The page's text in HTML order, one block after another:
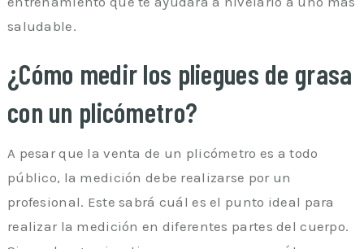
saludable.
¿Cómo medir los pliegues de grasa
con un plicómetro?
A pesar que la venta de un plicómetro es a todo
público, la medición debe realizarse por un
profesional. Este sabrá cuál es el punto ideal para
realizar la medición en diferentes partes del cuerpo.